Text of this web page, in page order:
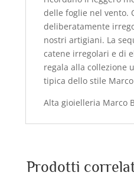
delle foglie nel vento.
deliberatamente
nostri artigiani. La
catene irregolari e di
regala alla collezione
tipica dello stile Marco
Alta gioielleria Marco
Prodotti